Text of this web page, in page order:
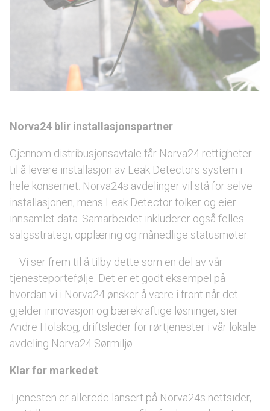
Norva24 blir installasjonspartner
Gjennom distribusjonsavtale får Norva24 rettigheter
til å levere installasjon av Leak Detectors system i
hele konsernet. Norva24s avdelinger vil stå for selve
installasjonen, mens Leak Detector tolker og eier
innsamlet data. Samarbeidet inkluderer også felles
salgsstrategi, opplæring og månedlige statusmøter.
– Vi ser frem til å tilby dette som en del av vår
tjenesteportefølje. Det er et godt eksempel på
hvordan vi i Norva24 ønsker å være i front når det
gjelder innovasjon og bærekraftige løsninger, sier
Andre Holskog, driftsleder for rørtjenester i vår lokale
avdeling Norva24 Sørmiljø.
Klar for markedet
Tjenesten er allerede lansert på Norva24s nettsider,